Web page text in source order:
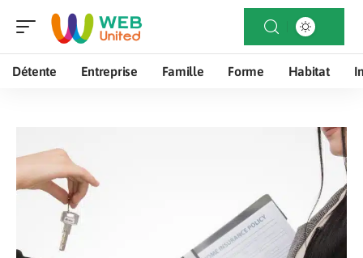
Détente Entreprise Famille Forme Habitat